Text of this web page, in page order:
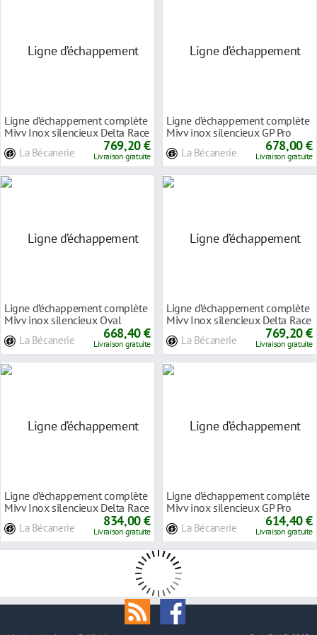
Ligne d’échappement complète
Mivv Inox silencieux Delta Race
La Bécanerie 769,20 €
Livraison gratuite
Ligne d’échappement complète
Mivv inox silencieux GP Pro
La Bécanerie 678,00 €
Livraison gratuite
Ligne d’échappement complète
Mivv inox silencieux Oval
La Bécanerie 668,40 €
Livraison gratuite
Ligne d’échappement complète
Mivv Inox silencieux Delta Race
La Bécanerie 769,20 €
Livraison gratuite
Ligne d’échappement complète
Mivv Inox silencieux Delta Race
La Bécanerie 834,00 €
Livraison gratuite
Ligne d’échappement complète
Mivv inox silencieux GP Pro
La Bécanerie 614,40 €
Livraison gratuite